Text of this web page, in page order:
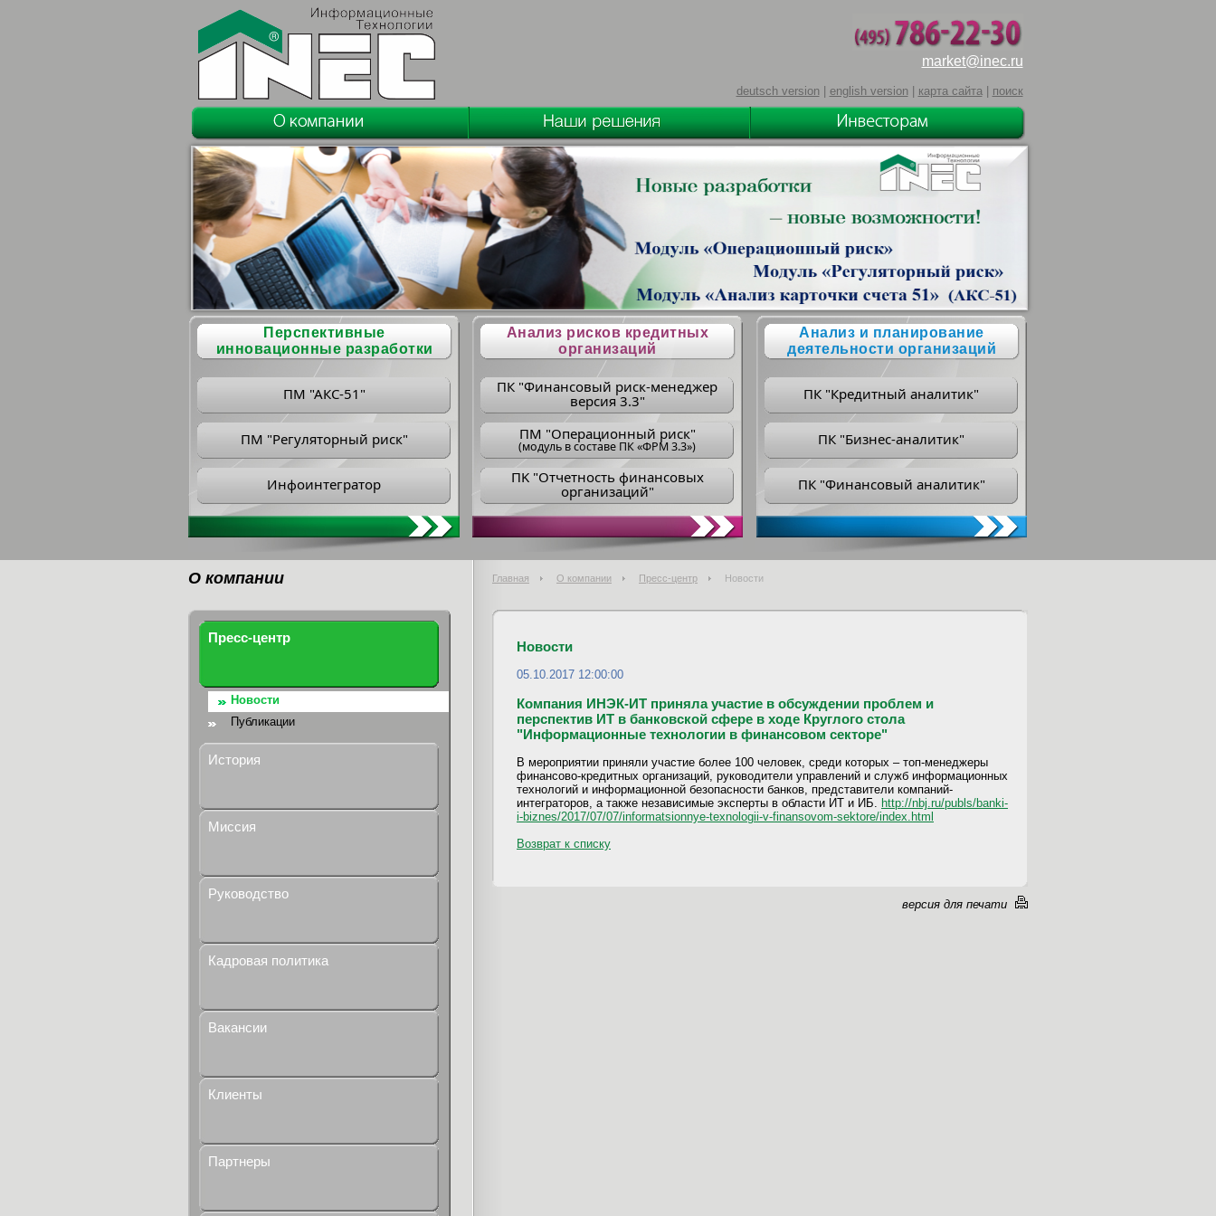
market@inec.ru
deutsch version| english version| карта сайта| поиск
Перспективные
инновационные разработки
ПМ "АКС-51"
ПМ "Регуляторный риск"
Инфоинтегратор
Анализ рисков кредитных
организаций
ПК "Финансовый риск-менеджер
версия 3.3"
ПM "Операционный риск"
(модуль в составе ПК «ФРМ 3.3»)
ПK "Отчетность финансовых
организаций"
Анализ и планирование
деятельности организаций
ПК "Кредитный аналитик"
ПК "Бизнес-аналитик"
ПК "Финансовый аналитик"
О компании Главная О компании Пресс-центр Новости
Пресс-центр
Новости
Публикации
История
Миссия
Руководство
Кадровая политика
Вакансии
Клиенты
Партнеры
Новости
05.10.2017 12:00:00
Компания ИНЭК-ИТ приняла участие в обсуждении проблем и
перспектив ИТ в банковской сфере в ходе Круглого стола
"Информационные технологии в финансовом секторе"
В мероприятии приняли участие более 100 человек, среди которых – топ-менеджеры
финансово-кредитных организаций, руководители управлений и служб информационных
технологий и информационной безопасности банков, представители компаний-
интеграторов, а также независимые эксперты в области ИТ и ИБ.
http://nbj.ru/publs/banki-
i-biznes/2017/07/07/informatsionnye-texnologii-v-finansovom-sektore/index.html
Возврат к списку
версия для печати